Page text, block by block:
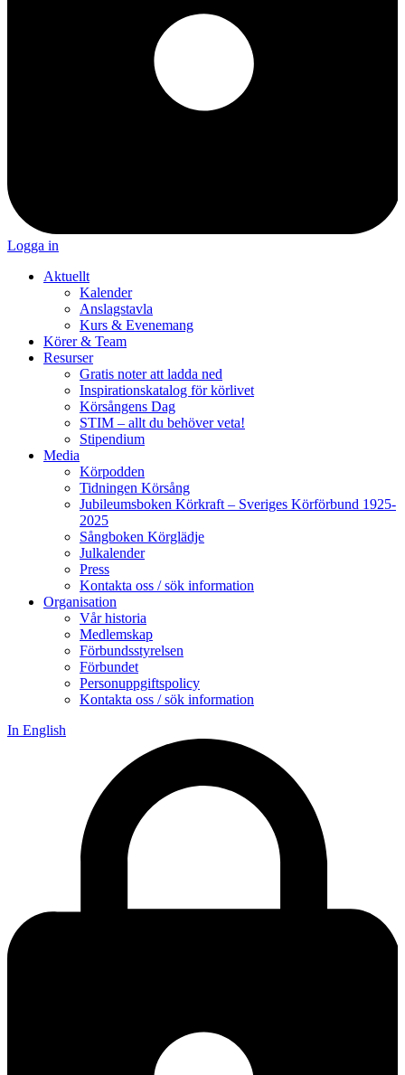
Logga in
Aktuellt
Kalender
Anslagstavla
Kurs & Evenemang
Körer & Team
Resurser
Gratis noter att ladda ned
Inspirationskatalog för körlivet
Körsångens Dag
STIM – allt du behöver veta!
Stipendium
Media
Körpodden
Tidningen Körsång
Jubileumsboken Körkraft – Sveriges Körförbund 1925-
2025
Sångboken Körglädje
Julkalender
Press
Kontakta oss / sök information
Organisation
Vår historia
Medlemskap
Förbundsstyrelsen
Förbundet
Personuppgiftspolicy
Kontakta oss / sök information
In English